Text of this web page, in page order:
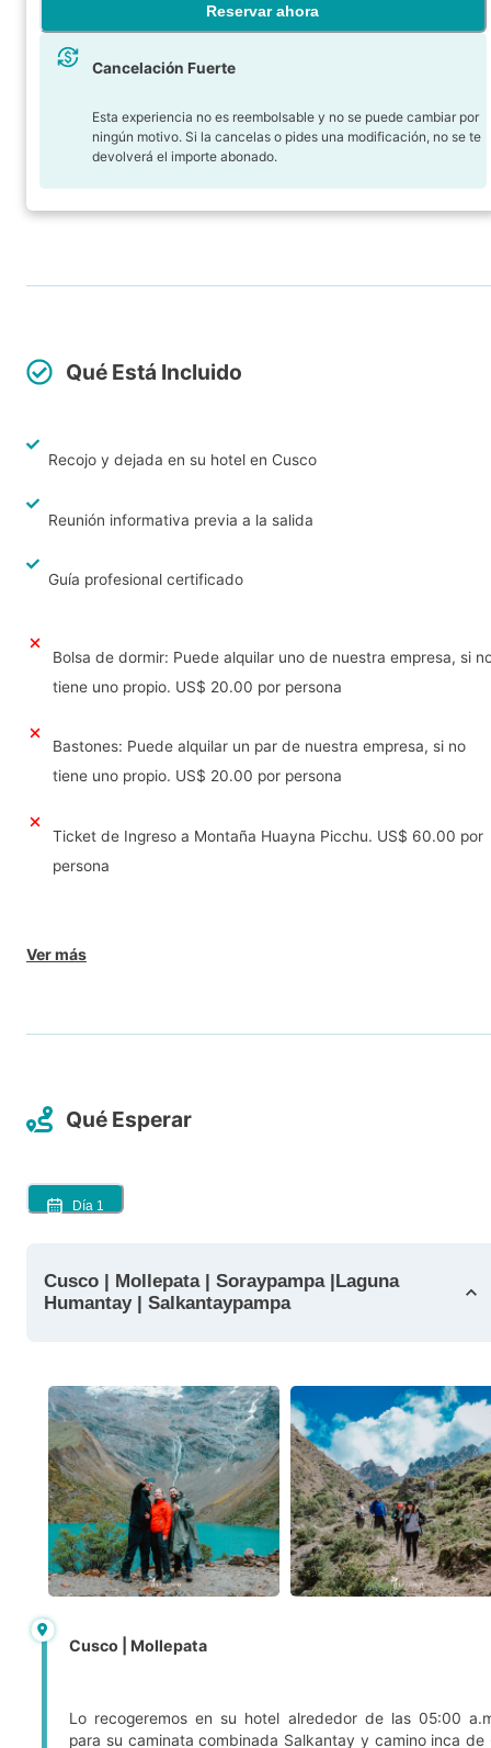
Reservar ahora
Cancelación Fuerte
Esta experiencia no es reembolsable y no se puede cambiar por
ningún motivo. Si la cancelas o pides una modificación, no se te
devolverá el importe abonado.
Qué Está Incluido
Recojo y dejada en su hotel en Cusco
Reunión informativa previa a la salida
Guía profesional certificado
Bolsa de dormir: Puede alquilar uno de nuestra empresa, si
tiene uno propio. US$ 20.00 por persona
Bastones: Puede alquilar un par de nuestra empresa, si no
tiene uno propio. US$ 20.00 por persona
Ticket de Ingreso a Montaña Huayna Picchu. US$ 60.00 por
persona
Ver más
Qué Esperar
Día 1
Cusco | Mollepata | Soraypampa |Laguna
Humantay | Salkantaypampa
Cusco | Mollepata
Lo recogeremos en su hotel alrededor de las 05:00
para su caminata combinada Salkantay y camino inca de